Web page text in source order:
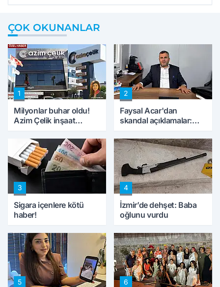
ÇOK OKUNANLAR
1
Milyonlar buhar oldu!
Azim Çelik inşaat
konuştu
2
Faysal Acar'dan
skandal açıklamalar:
peynircilerimizi de
kıskaca aldı, müdahale
ettik'
3
Sigara içenlere kötü
haber!
4
İzmir’de dehşet: Baba
oğlunu vurdu
5 6